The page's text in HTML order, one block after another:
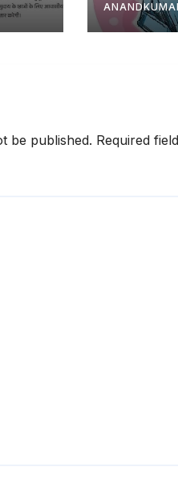
be published. Required